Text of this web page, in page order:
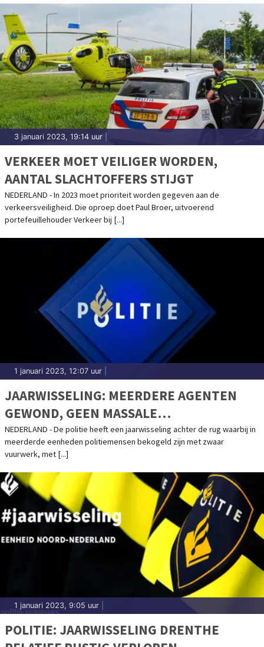
3 januari 2023, 19:14 uur
VERKEER MOET VEILIGER WORDEN,
AANTAL SLACHTOFFERS STIJGT
NEDERLAND - In 2023 moet prioriteit worden gegeven aan de
verkeersveiligheid. Die oproep doet Paul Broer, uitvoerend
portefeuillehouder Verkeer bij [...]
1 januari 2023, 12:07 uur
JAARWISSELING: MEERDERE AGENTEN
GEWOND, GEEN MASSALE
ORDEVERSTORINGEN
NEDERLAND - De politie heeft een jaarwisseling achter de rug waarbij in
meerderde eenheden politiemensen bekogeld zijn met zwaar
vuurwerk, met [...]
1 januari 2023, 9:05 uur
POLITIE: JAARWISSELING DRENTHE